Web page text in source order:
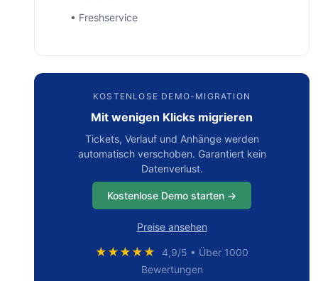
• Freshservice
• Zendesk
Typische Herausforderungen beim Incident- vs.
Service Request-Management
• Verwirrung der Nutzer
• Anfragen im Graubereich
• Werkzeugbeschränkungen
Bewährte Verfahren für die Bearbeitung von
Störungen und Serviceanfragen
• Helfen Sie Benutzern, zwischen Vorfällen
KOSTENLOSE DEMO-MIGRATION
Mit wenigen Klicks migrieren
Tickets, Verlauf und Anhänge werden
automatisch verschoben. Garantiert kein
Datenverlust.
Kostenlose Demo starten →
Preise ansehen
★★★★★
4,9/5 • Über 1000
Bewertungen